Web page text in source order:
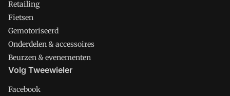
Retailing
Fietsen
Gemotoriseerd
Onderdelen & accessoires
Beurzen & evenementen
Volg Tweewieler
Facebook